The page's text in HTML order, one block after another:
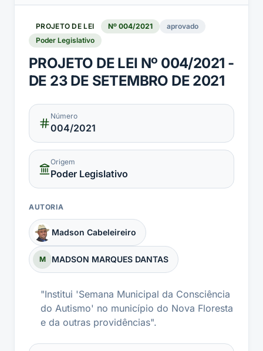
PROJETO DE LEI Nº004/2021
aprovado
Poder Legislativo
PROJETO DE LEI Nº 004/2021 -
DE 23 DE SETEMBRO DE 2021
Número
004/2021
Origem
Poder Legislativo
AUTORIA
Madson Cabeleireiro
M MADSON MARQUES DANTAS
"Institui 'Semana Municipal da Consciência
do Autismo' no município do Nova Floresta
e da outras providências".